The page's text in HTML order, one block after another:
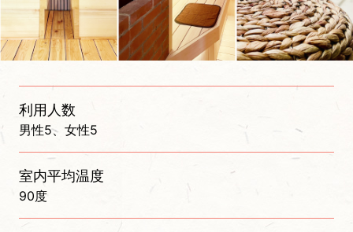
利用人数
男性5、女性5
室内平均温度
90度